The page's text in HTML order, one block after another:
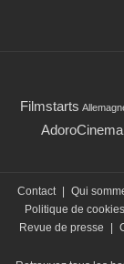
Filmstarts
AdoroCinema
Contact | Qui
Politique de cookies
Revue de presse
|